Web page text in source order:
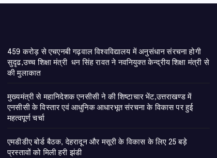
459 करोड़ से एचएनबी गढ़वाल विश्वविद्यालय में अनुसंधान संरचना होगी
सुदृढ,उच्च शिक्षा मंत्री धन सिंह रावत ने नवनियुक्त केन्द्रीय शिक्षा मंत्री से
की मुलाकात
मुख्यमंत्री से महानिदेशक एनसीसी ने की शिष्टाचार भेंट,उत्तराखण्ड में
एनसीसी के विस्तार एवं आधुनिक आधारभूत संरचना के विकास पर हुई
महत्वपूर्ण चर्चा
एमडीडीए बोर्ड बैठक, देहरादून और मसूरी के विकास के लिए 25 बड़े
प्रस्तावों को मिली हरी झंडी